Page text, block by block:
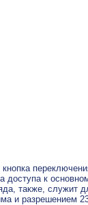
к
также, служит
и разрешением